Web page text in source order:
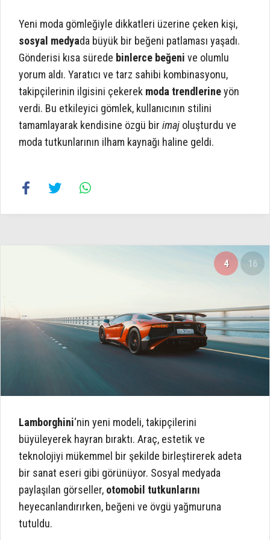
Yeni moda gömleğiyle dikkatleri üzerine çeken kişi,
sosyal medyada büyük bir beğeni patlaması yaşadı.
Gönderisi kısa sürede binlerce beğeni ve olumlu
yorum aldı. Yaratıcı ve tarz sahibi kombinasyonu,
takipçilerinin ilgisini çekerek moda trendlerineyön
verdi. Bu etkileyici gömlek, kullanıcının stilini
tamamlayarak kendisine özgü bir imaj oluşturdu ve
moda tutkunlarının ilham kaynağı haline geldi.
4 16
Lamborghini‘nin yeni modeli, takipçilerini
büyüleyerek hayran bıraktı. Araç, estetik ve
teknolojiyi mükemmel bir şekilde birleştirerek adeta
bir sanat eseri gibi görünüyor. Sosyal medyada
paylaşılan görseller, otomobil tutkunlarını
heyecanlandırırken, beğeni ve övgü yağmuruna
tutuldu.